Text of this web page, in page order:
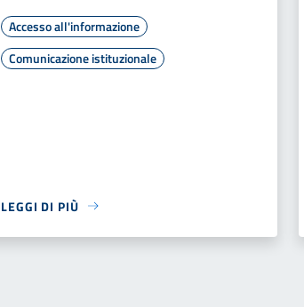
Accesso all'informazione
Comunicazione istituzionale
LEGGI DI PIÙ